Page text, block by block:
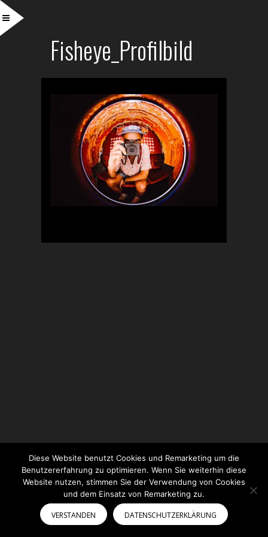
Fisheye_Profilbild
Diese Website benutzt Cookies und Remarketing um die
Benutzererfahrung zu optimieren. Wenn Sie weiterhin diese
Website nutzen, stimmen Sie der Verwendung von Cookies
und dem Einsatz von Remarketing zu.
VERSTANDEN DATENSCHUTZERKLÄRUNG